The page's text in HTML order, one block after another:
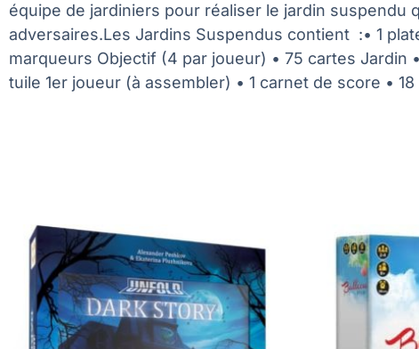
équipe de jardiniers pour réaliser le jardin suspendu
adversaires.Les Jardins Suspendus contient :• 1
marqueurs Objectif (4 par joueur) • 75 cartes Jardin
tuile 1er joueur (à assembler) • 1 carnet de score •